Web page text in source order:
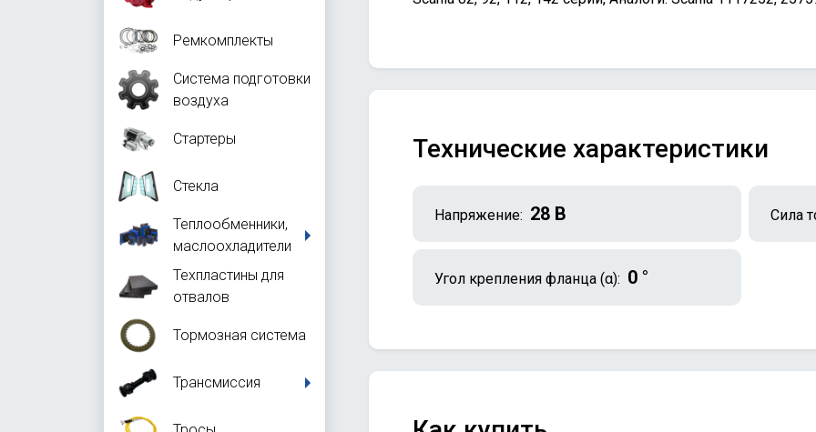
Ремкомплекты
Система подготовки
воздуха
Стартеры
Стекла
Теплообменники,
маслоохладители
Техпластины для
отвалов
Тормозная система
Трансмиссия
Технические характеристики
Напряжение: 28 В Сила
Угол крепления фланца (α): 0 °